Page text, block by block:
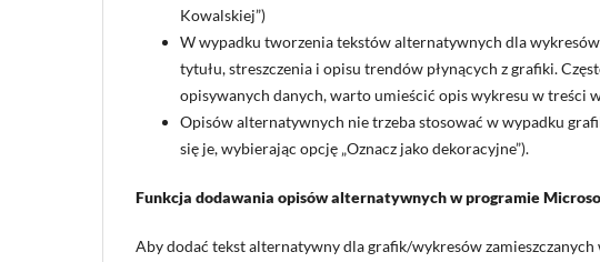
Kowalskiej”)
W wypadku tworzenia tekstów alternatywnych dla
tytułu, streszczenia i opisu trendów płynących z grafiki.
opisywanych danych, warto umieścić opis wykresu w treści
Opisów alternatywnych nie trzeba stosować w wypadku
się je, wybierając opcję „Oznacz jako dekoracyjne”).
Funkcja dodawania opisów alternatywnych w programie
Aby dodać tekst alternatywny dla grafik/wykresów